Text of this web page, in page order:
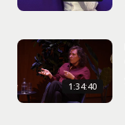
1:34:40